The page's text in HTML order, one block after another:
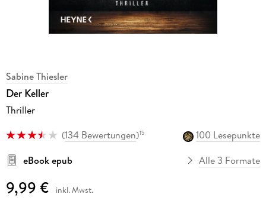
Sabine Thiesler
Der Keller
Thriller
(134 Bewertungen)15
100 Lesepunkte
eBook epub
Alle 3 Formate
9,99 € inkl. Mwst.